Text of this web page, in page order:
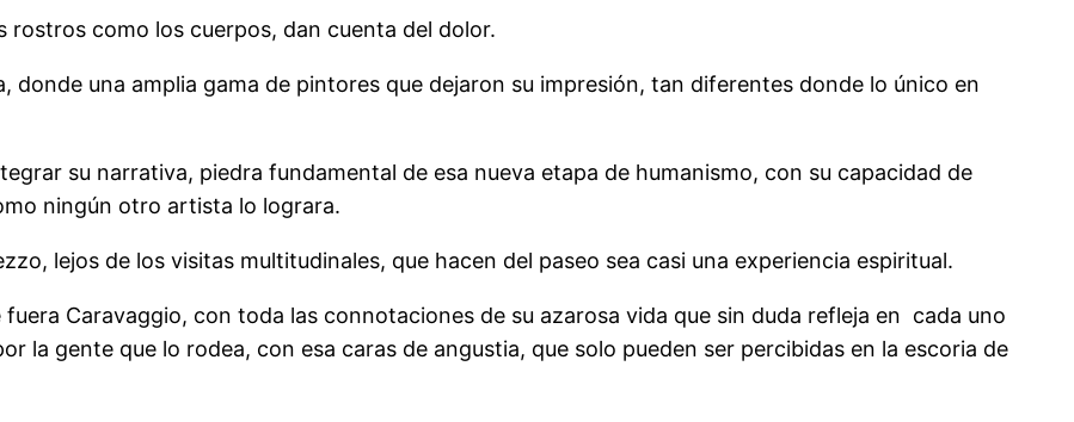
como los cuerpos, dan cuenta del dolor.
donde una amplia gama de pintores que dejaron su impresión, tan diferentes donde lo único en
su narrativa, piedra fundamental de esa nueva etapa de humanismo, con su capacidad de
ningún otro artista lo lograra.
lejos de los visitas multitudinales, que hacen del paseo sea casi una experiencia espiritual.
Caravaggio, con toda las connotaciones de su azarosa vida que sin duda refleja en cada uno
la gente que lo rodea, con esa caras de angustia, que solo pueden ser percibidas en la escoria de